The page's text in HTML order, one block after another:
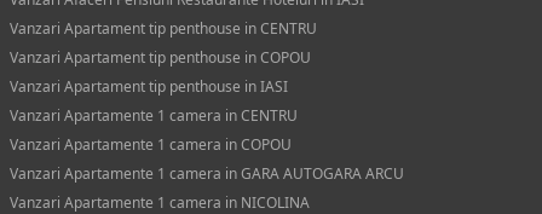
Vanzari Apartament tip penthouse in CENTRU
Vanzari Apartament tip penthouse in COPOU
Vanzari Apartament tip penthouse in IASI
Vanzari Apartamente 1 camera in CENTRU
Vanzari Apartamente 1 camera in COPOU
Vanzari Apartamente 1 camera in GARA AUTOGARA ARCU
Vanzari Apartamente 1 camera in NICOLINA